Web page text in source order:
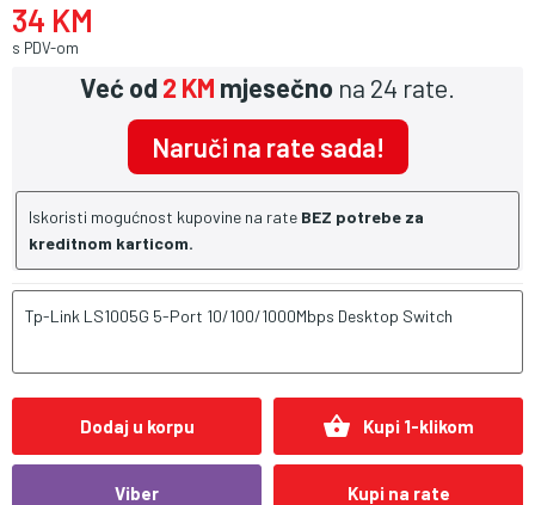
34 KM
s PDV-om
Već od2 KM mjesečno na 24 rate.
Naruči na rate sada!
Iskoristi mogućnost kupovine na rate BEZ potrebe za
kreditnom karticom.
Tp-Link LS1005G 5-Port 10/100/1000Mbps Desktop Switch
Dodaj u korpu shopping_basket Kupi 1-klikom
Viber Kupi na rate